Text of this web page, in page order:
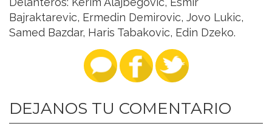
Bajraktarevic, Ermedin Demirovic, Jovo Lukic,
Samed Bazdar, Haris Tabakovic, Edin Dzeko.
DEJANOS TU COMENTARIO